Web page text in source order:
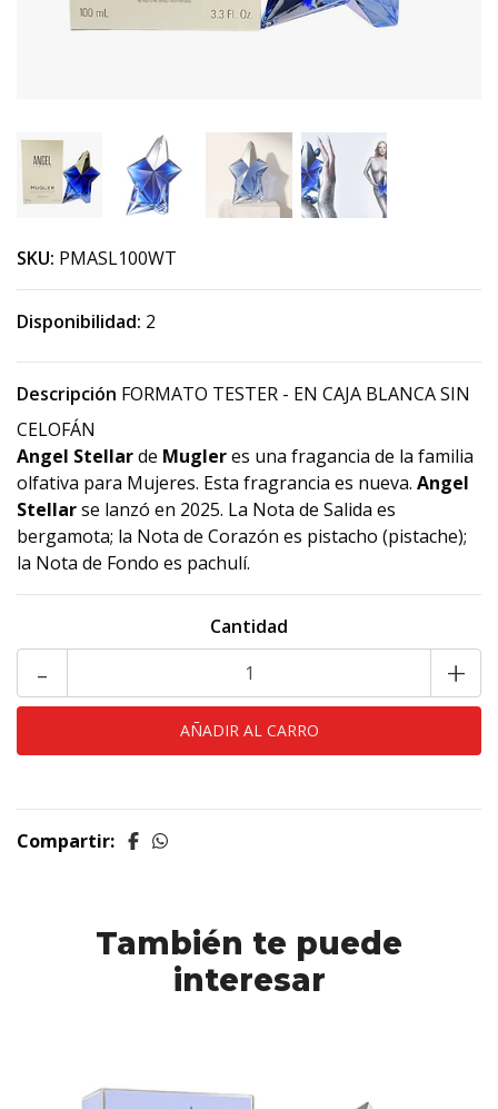
SKU: PMASL100WT
Disponibilidad: 2
Descripción FORMATO TESTER - EN CAJA BLANCA SIN
CELOFÁN
Angel Stellarde Mugleres una fragancia de la familia
olfativa para Mujeres. Esta fragrancia es nueva. Angel
Stellarse lanzó en 2025. La Nota de Salida es
bergamota; la Nota de Corazón es pistacho (pistache);
la Nota de Fondo es pachulí.
Cantidad
- +
Compartir:
También te puede
interesar